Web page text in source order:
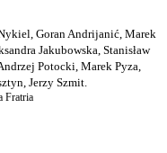
Goran Andrijanić, Marek
Jakubowska, Stanisław
Potocki, Marek Pyza,
Jerzy Szmit.
Fratria